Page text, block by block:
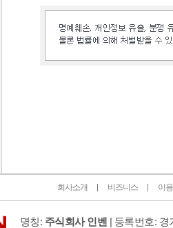
회사소개 비즈니스 이
명칭: 주식회사 인벤 | 등록번호: 경